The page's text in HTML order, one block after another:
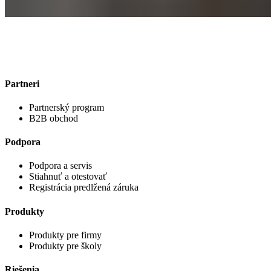
Partneri
Partnerský program
B2B obchod
Podpora
Podpora a servis
Stiahnuť a otestovať
Registrácia predlžená záruka
Produkty
Produkty pre firmy
Produkty pre školy